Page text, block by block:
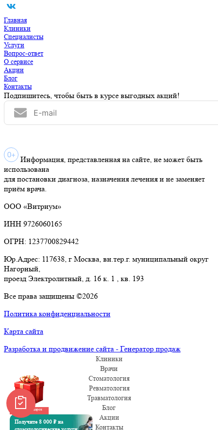
Главная
Клиники
Специалисты
Услуги
Вопрос-ответ
О сервисе
Акции
Блог
Контакты
Подпишитесь, чтобы быть в курсе выгодных акций!
Информация, представленная на сайте, не может быть
использована
для постановки диагноза, назначения лечения и не заменяет
приём врача.
ООО «Витриум»
ИНН 9726060165
ОГРН: 1237700829442
Юр.Адрес: 117638, г Москва, вн.тер.г. муниципальный округ
Нагорный,
проезд Электролитный, д. 16 к. 1 , кв. 193
Все права защищены ©2026
Политика конфиденциальности
Карта сайта
Разработка и продвижение сайта - Генератор продаж
Клиники
Врачи
Стоматология
Ревматология
Травматология
Блог
Акции
Контакты
Забрать подарок
Получите 8 000 ₽ на